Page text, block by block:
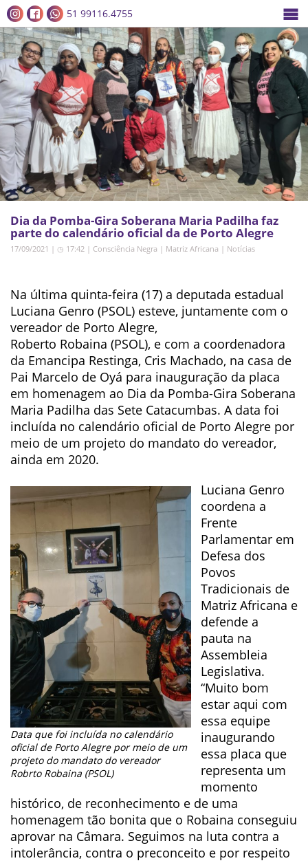
51 99116.4755
Dia da Pomba-Gira Soberana Maria Padilha faz
parte do calendário oficial da de Porto Alegre
17/09/2021 | ◷ 17:42 | Consciência Negra | Matriz Africana | Notícias
Na última quinta-feira (17) a deputada estadual
Luciana Genro (PSOL) esteve, juntamente com o
vereador de Porto Alegre,
Roberto Robaina (PSOL), e com a coordenadora
da Emancipa Restinga, Cris Machado, na casa de
Pai Marcelo de Oyá para inauguração da placa
em homenagem ao Dia da Pomba-Gira Soberana
Maria Padilha das Sete Catacumbas. A data foi
incluída no calendário oficial de Porto Alegre por
meio de um projeto do mandato do vereador,
ainda em 2020.
Data que foi incluída no calendário
oficial de Porto Alegre por meio de um
projeto do mandato do vereador
Robrto Robaina (PSOL)
Luciana Genro
coordena a
Frente
Parlamentar em
Defesa dos
Povos
Tradicionais de
Matriz Africana e
defende a
pauta na
Assembleia
Legislativa.
“Muito bom
estar aqui com
essa equipe
inaugurando
essa placa que
representa um
momento
histórico, de reconhecimento e de uma
homenagem tão bonita que o Robaina conseguiu
aprovar na Câmara. Seguimos na luta contra a
intolerância, contra o preconceito e por respeito